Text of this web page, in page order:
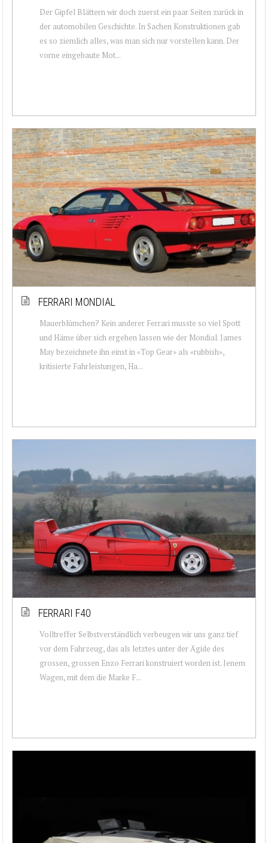
Der Gipfel Blättern wir doch zuerst ein paar Seiten zurück in
der automobilen Geschichte. In Sachen Konstruktionen gab
es so ziemlich alles, was man sich nur vorstellen kann. Der
vorne eingebaute Mot...
FERRARI MONDIAL
Mauerblümchen? Kein anderer Ferrari musste so viel Spott
und Häme über sich ergehen lassen wie der Mondial. James
May bezeichnete ihn einst in «Top Gear» als «rubbish»,
kritisierte Fahrleistungen, Ha...
FERRARI F40
Volltreffer Selbstverständlich verbeugen wir uns ganz tief
vor dem Fahrzeug, das als letztes unter der Ägide des
grossen, grossen Enzo Ferrari konstruiert worden ist. Jenem
Wagen, mit dem die Marke F...